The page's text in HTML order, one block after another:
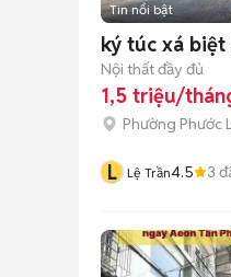
Tin nổi bật
ký túc xá
Nội thất đầy đủ
1,5 triệu/
Phường Phước
L Lệ Trần4.5 3